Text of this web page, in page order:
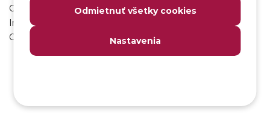
Ochrana osobných údajov
Impressum
Odhlásenie sa z msg IT komunity
Odmietnuť všetky cookies
Nastavenia